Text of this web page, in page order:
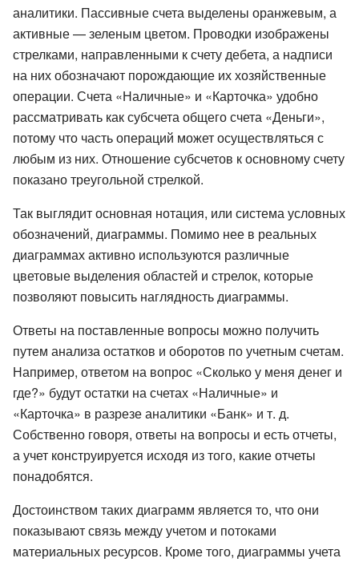
аналитики. Пассивные счета выделены оранжевым, а
активные — зеленым цветом. Проводки изображены
стрелками, направленными к счету дебета, а надписи
на них обозначают порождающие их хозяйственные
операции. Счета «Наличные» и «Карточка» удобно
рассматривать как субсчета общего счета «Деньги»,
потому что часть операций может осуществляться с
любым из них. Отношение субсчетов к основному счету
показано треугольной стрелкой.
Так выглядит основная нотация, или система условных
обозначений, диаграммы. Помимо нее в реальных
диаграммах активно используются различные
цветовые выделения областей и стрелок, которые
позволяют повысить наглядность диаграммы.
Ответы на поставленные вопросы можно получить
путем анализа остатков и оборотов по учетным счетам.
Например, ответом на вопрос «Сколько у меня денег и
где?» будут остатки на счетах «Наличные» и
«Карточка» в разрезе аналитики «Банк» и т. д.
Собственно говоря, ответы на вопросы и есть отчеты,
а учет конструируется исходя из того, какие отчеты
понадобятся.
Достоинством таких диаграмм является то, что они
показывают связь между учетом и потоками
материальных ресурсов. Кроме того, диаграммы учета